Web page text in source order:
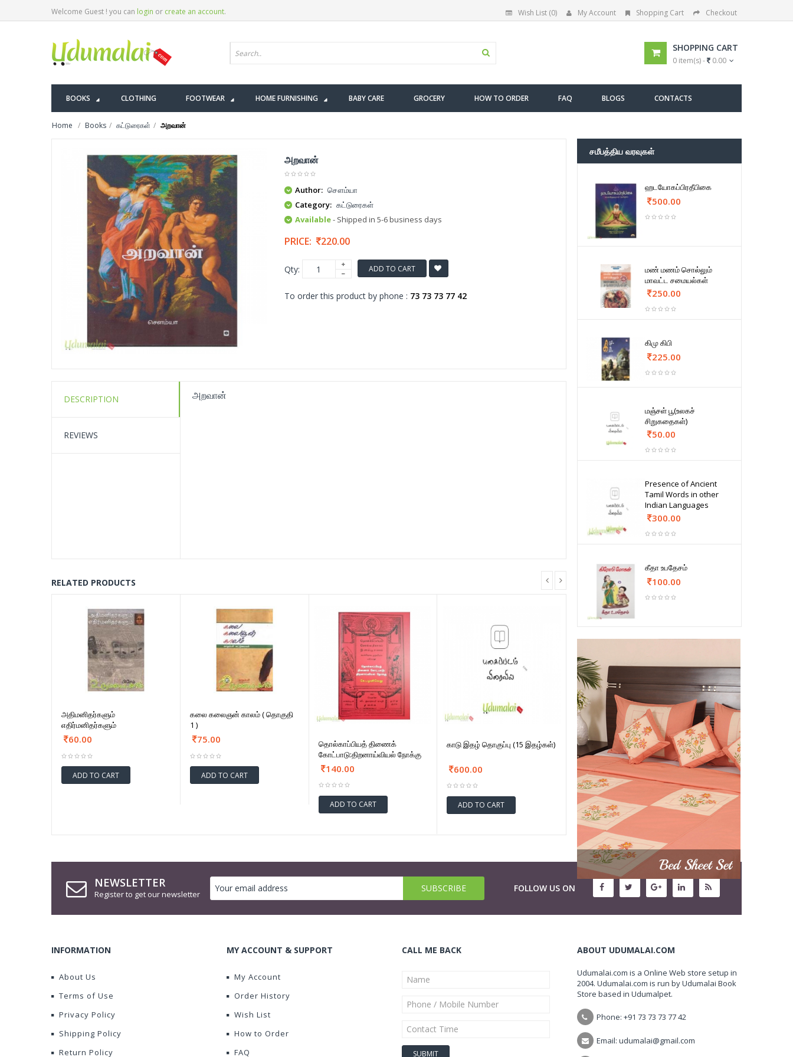
Welcome Guest ! you can login or create an account. Wish List (0) My Account Shopping Cart Checkout
SHOPPING CART
0 item(s) - 0.00
BOOKS CLOTHING FOOTWEAR HOME FURNISHING BABY CARE GROCERY HOW TO ORDER FAQ BLOGS CONTACTS
Home Books கட்டுரைகள் அறவான்
அறவான்
Author: சௌம்யா
Category: கட்டுரைகள்
Available- Shipped in 5-6 business days
PRICE: 220.00
Qty: ADD TO CART
To order this product by phone : 73 73 73 77 42
DESCRIPTION
REVIEWS
அறவான்
RELATED PRODUCTS
அதிமனிதர்களும்
எதிர்மனிதர்களும்
60.00
ADD TO CART
கலை கலைஞன் காலம் ( தொகுதி
1 )
75.00
ADD TO CART
தொல்காப்பியத் திணைக்
கோட்பாடு:திறனாய்வியல் நோக்கு
140.00
ADD TO CART
காடு இதழ் தொகுப்பு (15 இதழ்கள்)
600.00
ADD TO CART
சமீபத்திய வரவுகள்
ஹடயோகப்பிரதீபிகை
500.00
மண் மணம் சொல்லும்
மாவட்ட சமையல்கள்
250.00
கிமு கிபி
225.00
மஞ்சள் பூ(உலகச்
சிறுகதைகள்)
50.00
Presence of Ancient
Tamil Words in other
Indian Languages
300.00
கீதா உபதேசம்
100.00
NEWSLETTER
Register to get our newsletter
FOLLOW US ON
INFORMATION
About Us
Terms of Use
Privacy Policy
Shipping Policy
Return Policy
MY ACCOUNT & SUPPORT
My Account
Order History
Wish List
How to Order
FAQ
CALL ME BACK ABOUT UDUMALAI.COM
Udumalai.com is a Online Web store setup in
2004. Udumalai.com is run by Udumalai Book
Store based in Udumalpet.
Phone: +91 73 73 73 77 42
Email: udumalai@gmail.com